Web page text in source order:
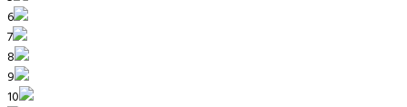
6
7
8
9
10